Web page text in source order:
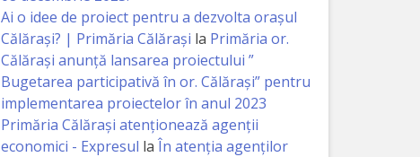
Ai o idee de proiect pentru a dezvolta orașul
Călărași? | Primăria Călărași la Primăria or.
Călărași anunță lansarea proiectului ”
Bugetarea participativă în or. Călărași” pentru
implementarea proiectelor în anul 2023
Primăria Călăraşi atenţionează agenţii
economici - Expresul la În atenția agenților